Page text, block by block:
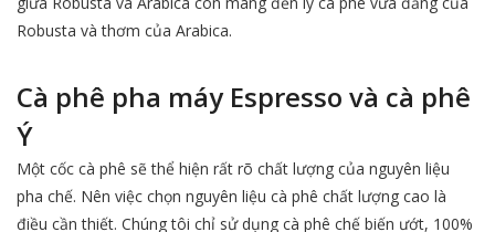
Robusta và thơm của Arabica.
Cà phê pha máy Espresso và cà phê
Ý
Một cốc cà phê sẽ thể hiện rất rõ chất lượng của nguyên liệu
pha chế. Nên việc chọn nguyên liệu cà phê chất lượng cao là
điều cần thiết. Chúng tôi chỉ sử dụng cà phê chế biến ướt, 100%